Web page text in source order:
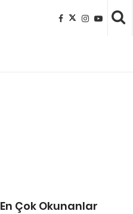
En Çok Okunanlar